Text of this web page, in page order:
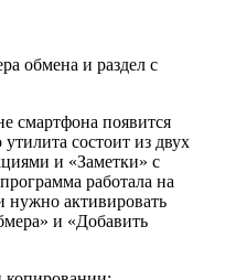
обмена и раздел с
смартфона появится
состоит из двух
и «Заметки» с
работала на
нужно активировать
и «Добавить